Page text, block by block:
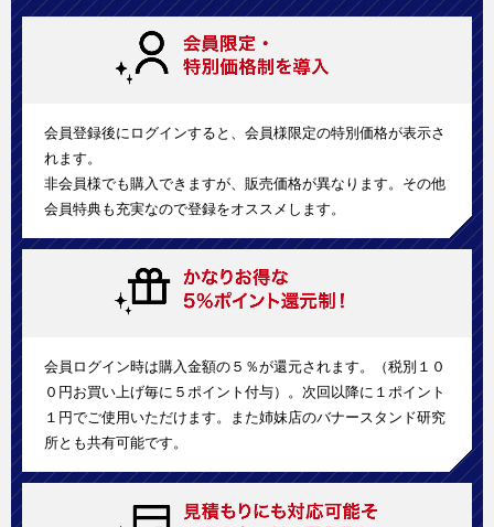
会員登録後にログインすると、会員様限定の特別価格が表示さ
れます。
非会員様でも購入できますが、販売価格が異なります。その他
会員特典も充実なので登録をオススメします。
会員ログイン時は購入金額の５％が還元されます。（税別１０
０円お買い上げ毎に５ポイント付与）。次回以降に１ポイント
１円でご使用いただけます。また姉妹店のバナースタンド研究
所とも共有可能です。